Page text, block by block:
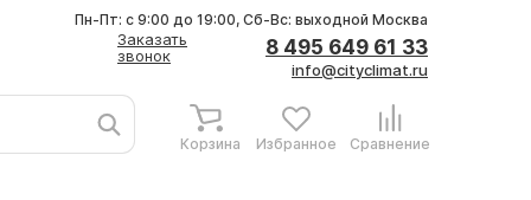
Заказать
звонок
8 495 649 61 33
info@cityclimat.ru
Пн-Пт: с 9:00 до 19:00, Сб-Вс: выходной Москва
Корзина Избранное Сравнение